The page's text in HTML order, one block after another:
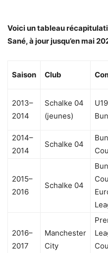
Voici un tableau
Sané, à jour jusqu’en mai
Saison Club
2013–
2014
Schalke 04
(jeunes)
U19
2014–
2014
Schalke 04
2015–
2016
Schalke 04
2016–
2017
Manchester
City